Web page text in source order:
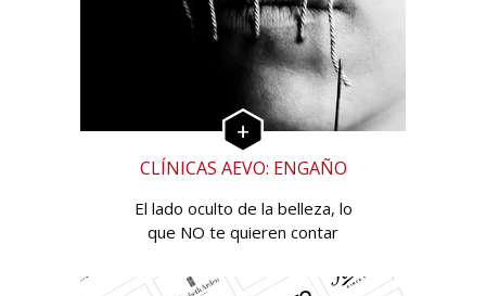
CLÍNICAS AEVO: ENGAÑO
El lado oculto de la belleza, lo
que NO te quieren contar